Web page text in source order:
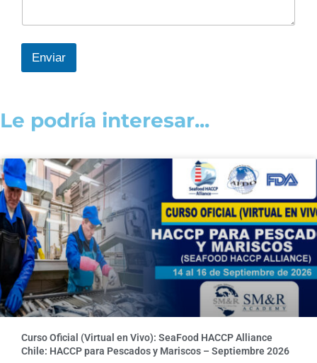
Enviar
Le podría interesar...
Curso Oficial (Virtual en Vivo): SeaFood HACCP Alliance
Chile: HACCP para Pescados y Mariscos – Septiembre 2026